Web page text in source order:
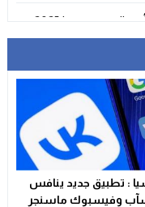
– فيفا 2025
رعدية غير مسبوقة
تتحول إلى خطر يومي
مأساوي بسبب تعرضه
التعريف الوطنية من
: تطبيق جديد ينافس
وفيسبوك ماسنجر